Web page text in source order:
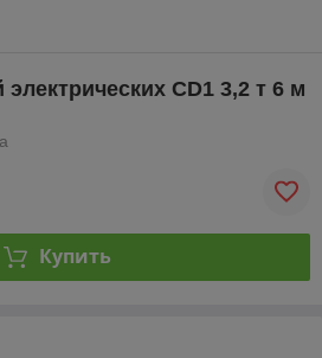
CD1 3,2 т 6 м
Купить